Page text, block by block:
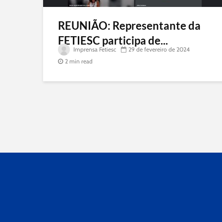
REUNIÃO: Representante da
FETIESC participa de...
Imprensa Fetiesc
29 de fevereiro de 2024
2 min read